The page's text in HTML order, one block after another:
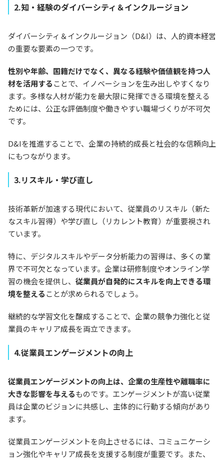
2.知・経験のダイバーシティ＆インクルージョン
ダイバーシティ＆インクルージョン（D&I）は、人的資本経営
の重要な要素の一つです。
性別や年齢、国籍だけでなく、異なる経験や価値観を持つ人
材を活用することで、イノベーションを生み出しやすくなり
ます。多様な人材が能力を最大限に発揮できる環境を整える
ためには、公正な評価制度や働きやすい職場づくりが不可欠
です。
D&Iを推進することで、企業の持続的成長と社会的な信頼向上
にもつながります。
3.リスキル・学び直し
技術革新が加速する現代において、従業員のリスキル（新た
なスキル習得）や学び直し（リカレント教育）が重要視され
ています。
特に、デジタルスキルやデータ分析能力の習得は、多くの業
界で不可欠となっています。企業は研修制度やオンライン学
習の機会を提供し、 従業員が自発的にスキルを向上できる環
境を整えることが求められるでしょう。
継続的な学習文化を醸成することで、企業の競争力強化と従
業員のキャリア成長を両立できます。
4.従業員エンゲージメントの向上
従業員エンゲージメントの向上は、企業の生産性や離職率に
大きな影響を与えるものです。エンゲージメントが高い従業
員は企業のビジョンに共感し、主体的に行動する傾向があり
ます。
従業員エンゲージメントを向上させるには、コミュニケーシ
ョン強化やキャリア成長を支援する制度が重要です。また、